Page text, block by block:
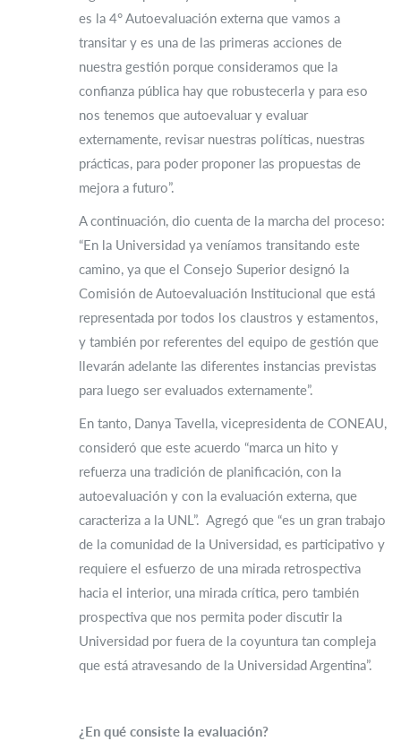
es la 4° Autoevaluación externa que vamos a
transitar y es una de las primeras acciones de
nuestra gestión porque consideramos que la
confianza pública hay que robustecerla y para eso
nos tenemos que autoevaluar y evaluar
externamente, revisar nuestras políticas, nuestras
prácticas, para poder proponer las propuestas de
mejora a futuro”.
A continuación, dio cuenta de la marcha del proceso:
“En la Universidad ya veníamos transitando este
camino, ya que el Consejo Superior designó la
Comisión de Autoevaluación Institucional que está
representada por todos los claustros y estamentos,
y también por referentes del equipo de gestión que
llevarán adelante las diferentes instancias previstas
para luego ser evaluados externamente”.
En tanto, Danya Tavella, vicepresidenta de CONEAU,
consideró que este acuerdo “marca un hito y
refuerza una tradición de planificación, con la
autoevaluación y con la evaluación externa, que
caracteriza a la UNL”. Agregó que “es un gran trabajo
de la comunidad de la Universidad, es participativo y
requiere el esfuerzo de una mirada retrospectiva
hacia el interior, una mirada crítica, pero también
prospectiva que nos permita poder discutir la
Universidad por fuera de la coyuntura tan compleja
que está atravesando de la Universidad Argentina”.
¿En qué consiste la evaluación?